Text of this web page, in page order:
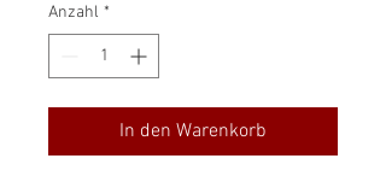
Anzahl *
In den Warenkorb